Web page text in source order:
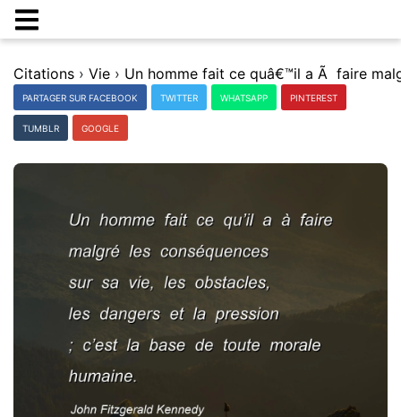
Citations › Vie ›
PARTAGER SUR FACEBOOK TWITTER WHATSAPP PINTEREST
TUMBLR GOOGLE